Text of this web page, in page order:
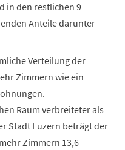
in den restlichen 9
Anteile darunter
Verteilung der
Zimmern wie ein
Raum verbreiteter als
Stadt Luzern beträgt der
Zimmern 13,6